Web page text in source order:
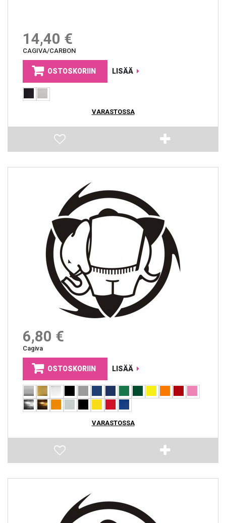
14,40 €
CAGIVA/CARBON
OSTOSKORIIN LISÄÄ
VARASTOSSA
6,80 €
Cagiva
OSTOSKORIIN LISÄÄ
VARASTOSSA